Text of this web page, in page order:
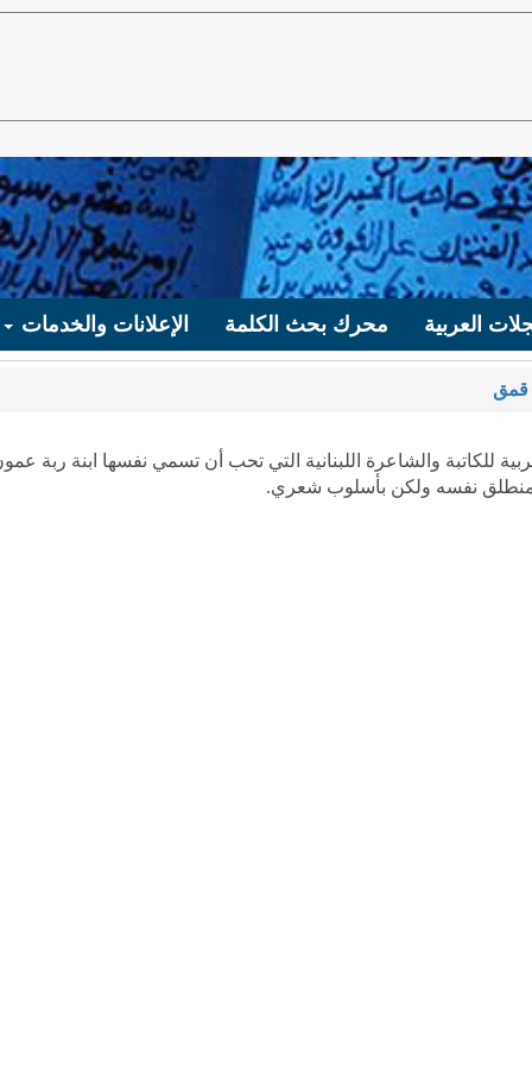
العربية محرك بحث الكلمة الإعلانات والخدمات
قمق
للكاتبة والشاعرة اللبنانية التي تحب أن تسمي نفسها ابنة ربة
المنطلق نفسه ولكن بأسلوب شعري.